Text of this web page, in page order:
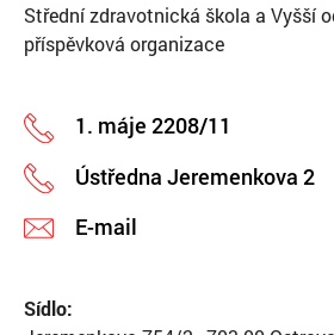
Střední zdravotnická škola a Vyšší
příspěvková organizace
1. máje 2208/11
Ústředna Jeremenkova 2
E-mail
Sídlo: